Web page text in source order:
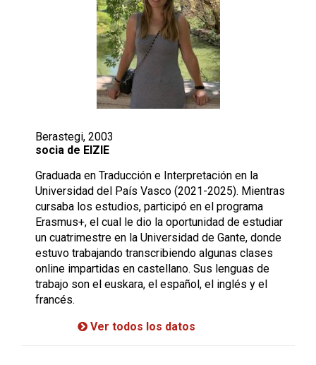
Berastegi, 2003
socia de EIZIE
Graduada en Traducción e Interpretación en la
Universidad del País Vasco (2021-2025). Mientras
cursaba los estudios, participó en el programa
Erasmus+, el cual le dio la oportunidad de estudiar
un cuatrimestre en la Universidad de Gante, donde
estuvo trabajando transcribiendo algunas clases
online impartidas en castellano. Sus lenguas de
trabajo son el euskara, el español, el inglés y el
francés.
Ver todos los datos